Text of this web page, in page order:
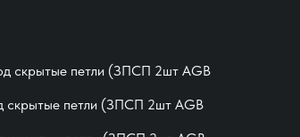
скрытые петли (ЗПСП 2шт AGB
петли (ЗПСП 2шт AGB